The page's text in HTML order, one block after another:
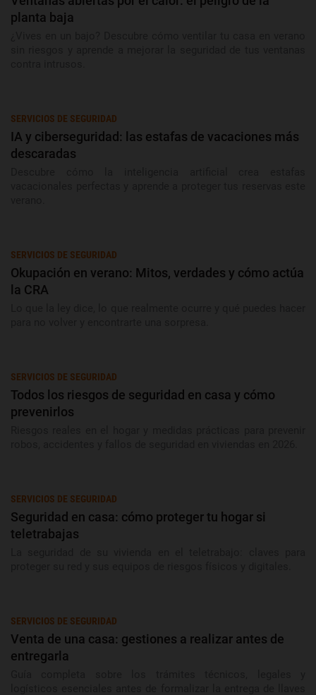
planta baja
SERVICIOS DE SEGURIDAD
IA y ciberseguridad: las estafas de vacaciones más
descaradas
SERVICIOS DE SEGURIDAD
Okupación en verano: Mitos, verdades y cómo actúa
la CRA
SERVICIOS DE SEGURIDAD
Todos los riesgos de seguridad en casa y cómo
prevenirlos
SERVICIOS DE SEGURIDAD
Seguridad en casa: cómo proteger tu hogar si
teletrabajas
SERVICIOS DE SEGURIDAD
Venta de una casa: gestiones a realizar antes de
entregarla